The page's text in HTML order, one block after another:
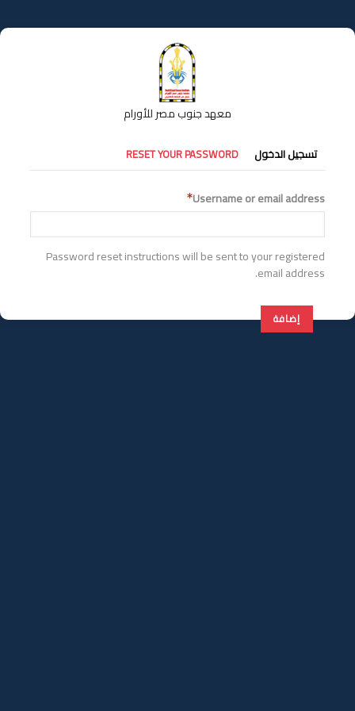
إلى
المحتوى
معهد جنوب مصر للأورام
التبويبات
الأساسية
تسجيل الدخول RESET YOUR PASSWORD
Username or email address
Password reset instructions will be sent to your registered
email address.